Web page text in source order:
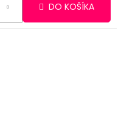
DO KOŠÍKA